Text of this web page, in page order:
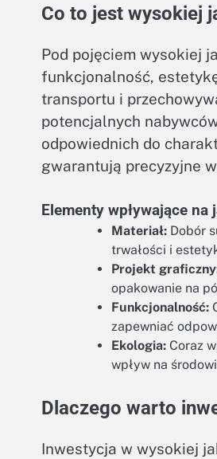
Co to jest wysokiej
Pod pojęciem wysokiej
funkcjonalność,
transportu i
potencjalnych
odpowiednich do
gwarantują precyzyjne
Elementy wpływające
Materiał: Dobór
trwałości i
Projekt
opakowanie na
Funkcjonalność:
zapewniać
Ekologia: Coraz
wpływ na
Dlaczego warto
Inwestycja w wysokiej